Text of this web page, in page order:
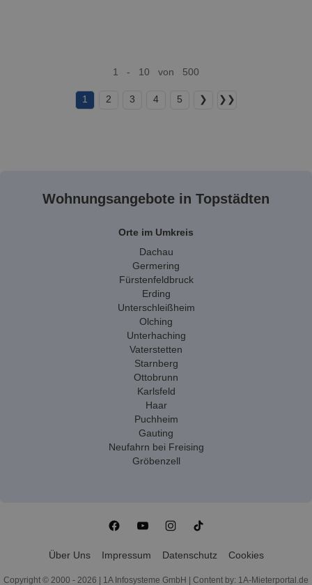
1 - 10 von 500
1 2 3 4 5 ❯ ❯❯
Wohnungsangebote in Topstädten
Orte im Umkreis
Dachau
Germering
Fürstenfeldbruck
Erding
Unterschleißheim
Olching
Unterhaching
Vaterstetten
Starnberg
Ottobrunn
Karlsfeld
Haar
Puchheim
Gauting
Neufahrn bei Freising
Gröbenzell
Über Uns Impressum Datenschutz Cookies
Copyright © 2000 - 2026 | 1A Infosysteme GmbH | Content by: 1A-Mieterportal.de